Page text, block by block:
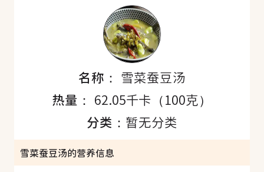
名称： 雪菜蚕豆汤
热量： 62.05千卡（100克）
分类： 暂无分类
雪菜蚕豆汤的营养信息